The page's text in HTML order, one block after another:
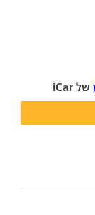
של iCar